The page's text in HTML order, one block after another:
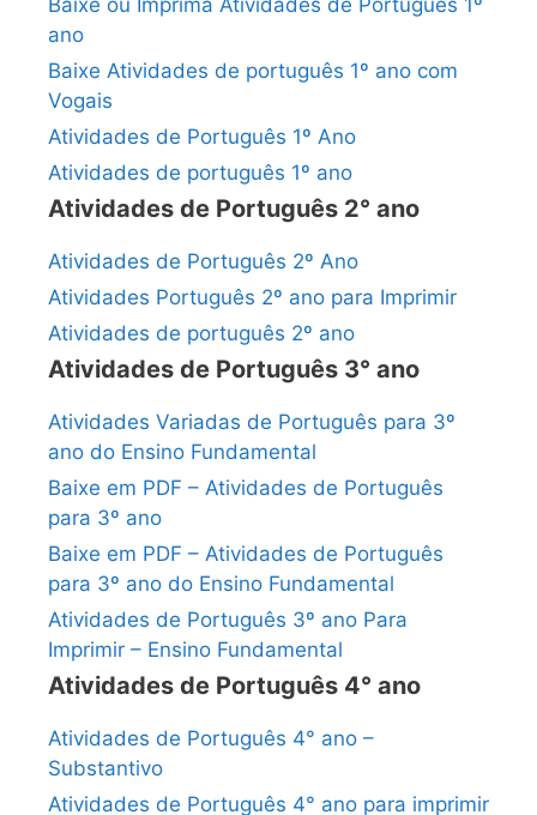
ano
Baixe Atividades de português 1º ano com
Vogais
Atividades de Português 1º Ano
Atividades de português 1º ano
Atividades de Português 2° ano
Atividades de Português 2º Ano
Atividades Português 2º ano para Imprimir
Atividades de português 2º ano
Atividades de Português 3° ano
Atividades Variadas de Português para 3º
ano do Ensino Fundamental
Baixe em PDF – Atividades de Português
para 3º ano
Baixe em PDF – Atividades de Português
para 3º ano do Ensino Fundamental
Atividades de Português 3º ano Para
Imprimir – Ensino Fundamental
Atividades de Português 4° ano
Atividades de Português 4° ano –
Substantivo
Atividades de Português 4° ano para imprimir